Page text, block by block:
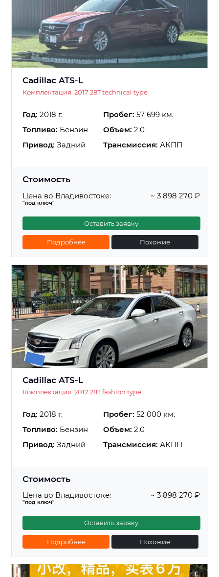
Cadillac ATS-L
Комплектация: 2017 28T technical type
Год: 2018 г. Пробег: 57 699 км.
Топливо: Бензин Объем: 2.0
Привод: Задний Трансмиссия: АКПП
Стоимость
Цена во Владивостоке:
"под ключ"
~ 3 898 270 ₽
Оставить заявку
Подробнее Похожие
Cadillac ATS-L
Комплектация: 2017 28T fashion type
Год: 2018 г. Пробег: 52 000 км.
Топливо: Бензин Объем: 2.0
Привод: Задний Трансмиссия: АКПП
Стоимость
Цена во Владивостоке:
"под ключ"
~ 3 898 270 ₽
Оставить заявку
Подробнее Похожие